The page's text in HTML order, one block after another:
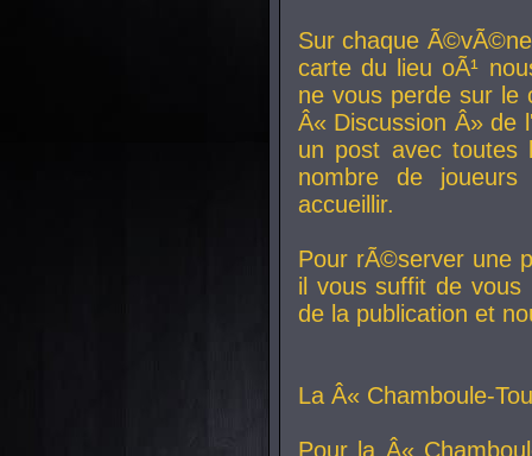
Sur chaque
carte du lieu oÃ¹
ne vous perde sur le
Â« Discussion Â» de
un post avec toutes
nombre de
accueillir.
Pour rÃ©server une
il vous suffit de vous
de la publication et
La Â« Chamboule-
Pour la Â«